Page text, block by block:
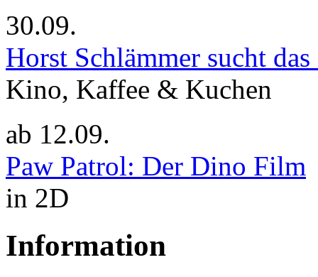
30.09.
Horst Schlämmer sucht
Kino, Kaffee & Kuchen
ab 12.09.
Paw Patrol: Der Dino Film
in 2D
Information